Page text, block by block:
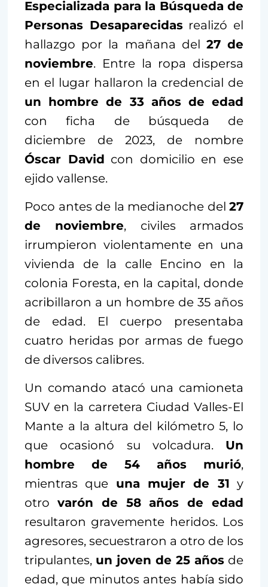
Especializada para la Búsqueda de
Personas Desaparecidas realizó el
hallazgo por la mañana del 27 de
noviembre. Entre la ropa dispersa
en el lugar hallaron la credencial de
un hombre de 33 años de edad
con ficha de búsqueda de
diciembre de 2023, de nombre
Óscar David con domicilio en ese
ejido vallense.
Poco antes de la medianoche del 27
de noviembre, civiles armados
irrumpieron violentamente en una
vivienda de la calle Encino en la
colonia Foresta, en la capital, donde
acribillaron a un hombre de 35 años
de edad. El cuerpo presentaba
cuatro heridas por armas de fuego
de diversos calibres.
Un comando atacó una camioneta
SUV en la carretera Ciudad Valles-El
Mante a la altura del kilómetro 5, lo
que ocasionó su volcadura. Un
hombre de 54 años murió,
mientras que una mujer de 31 y
otro varón de 58 años de edad
resultaron gravemente heridos. Los
agresores, secuestraron a otro de los
tripulantes, un joven de 25 años de
edad, que minutos antes había sido